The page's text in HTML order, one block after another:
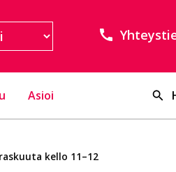
Asioi
kello 11–12